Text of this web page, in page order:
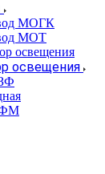
МОГК
МОТ
освещения
ФМ